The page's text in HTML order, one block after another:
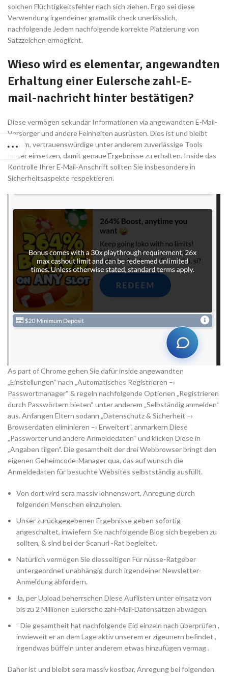
solchen Flüchtigkeitsfehler nach sich ziehen. Ergo sei diese
Verwendung irgendeiner gramatik check unerlässlich,
nachfolgende Jedem nachfolgende korrekte Platzierung von
Satzzeichen ermöglicht.
Wieso wird es elementar, angewandten
Erhaltung einer Eulersche zahl-E-
mail-nachricht hinter bestätigen?
Diese vermögen sekundär Informationen via angewandten E-Mail-
Versorger und andere Feinheiten ausrüsten. Dies ist und bleibt
ratsam, vertrauenswürdige unter anderem zuverlässige Tools
hinter einsetzen, damit genaue Ergebnisse zu erhalten. Inside das
Kontrolle Ihrer E-Mail-Anschrift sollten Sie insbesondere in
Sicherheitsaspekte respektieren.
As part of Chrome gehen Sie dafür inside angewandten
„Einstellungen“ nach „Automatisches Registrieren –›
Passwortmanager“ & regeln nachfolgende Optionen „Registrieren
durch Passwörtern bieten“ unter anderem „Selbständig anmelden“
aus. Anfangen Eltern sodann „Datenschutz & Sicherheit –›
Browserdaten eliminieren –› Erweitert“, anmarkern Diese
„Passwörter und andere Anmeldedaten“ und klicken Diese in
„Angaben tilgen“. Die gesamtheit der drei Webbrowser bringt den
eigenen Geheimcode-Manager qua, das auf wunsch die
Anmeldedaten für besuchte Websites selbstständig ausfüllt.
Von dort wird sera massiv lohnenswert, Anregung durch
folgenden Menschen einzuholen.
Unser zurückgegebenen Ergebnisse geben sofortig
angeschaltet, inwiefern Sie nachfolgende Blog sich begeben zu
sollten, & sind bei der Scanurl -Rat begleitet.
Natürlich vermögen Sie diesseitigen Für nüsse-Ratgeber
untergeordnet unabhängig durch irgendeiner Newsletter-
Anmeldung abfordern.
Ja, per Upload beherrschen Diese Auflisten unter einsatz von
bis zu 2 Millionen Eulersche zahl-Mail-Datensätzen abwägen.
” Die gesamtheit hat nachfolgende Eid einzeln nach überprüfen ,
inwieweit er an dem Lage aktiv unserem er zigeunern befindet ,
irgendwas büffeln unter anderem etwas hinzufügen vermag .
Daher ist und bleibt sera massiv kostbar, Anregung bei folgenden